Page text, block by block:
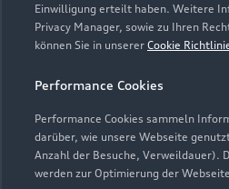
Einwilligung erteilt haben. Weitere
Privacy Manager, sowie zu Ihren
können Sie in unserer Cookie
Performance Cookies
Performance Cookies sammeln
darüber, wie unsere Webseite
Anzahl der Besuche, Verweildauer).
werden zur Optimierung der
Modelle
Elektromodelle
Plug-in-Hybride
Neuwagensuche
Gebrauchtwagensuche
Service & Zubehör
Saisonale Angebote
Support